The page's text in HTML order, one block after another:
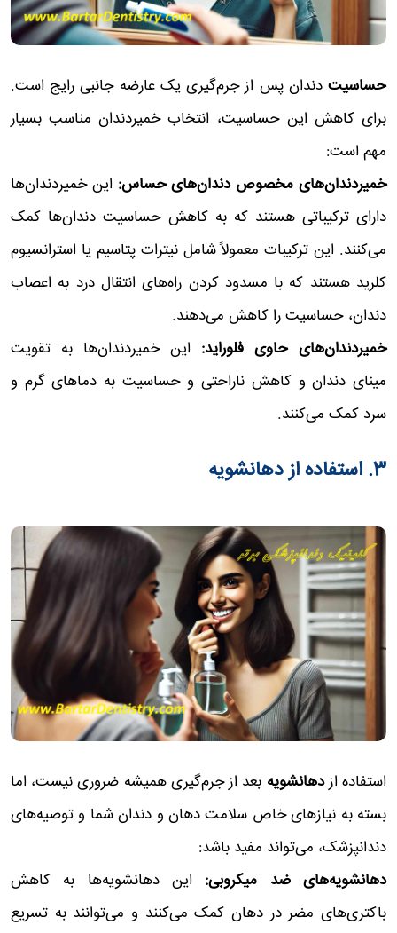
حساسیتدندان پس از جرم‌گیری یک عارضه جانبی رایج است.
برای کاهش این حساسیت، انتخاب خمیردندان مناسب بسیار
مهم است:
خمیردندان‌های مخصوص دندان‌های حساس: این خمیردندان‌ها
دارای ترکیباتی هستند که به کاهش حساسیت دندان‌ها کمک
می‌کنند. این ترکیبات معمولاً شامل نیترات پتاسیم یا استرانسیوم
کلرید هستند که با مسدود کردن راه‌های انتقال درد به اعصاب
دندان، حساسیت را کاهش می‌دهند.
خمیردندان‌های حاوی فلوراید: این خمیردندان‌ها به تقویت
مینای دندان و کاهش ناراحتی و حساسیت به دماهای گرم و
سرد کمک می‌کنند.
3. استفاده از دهانشویه
استفاده ازدهانشویه بعد از جرم‌گیری همیشه ضروری نیست، اما
بسته به نیازهای خاص سلامت دهان و دندان شما و توصیه‌های
دندانپزشک، می‌تواند مفید باشد:
دهانشویه‌های ضد میکروبی: این دهانشویه‌ها به کاهش
باکتری‌های مضر در دهان کمک می‌کنند و می‌توانند به تسریع